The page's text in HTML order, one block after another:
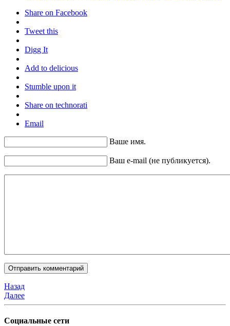
Share on Facebook
Tweet this
Digg It
Add to delicious
Stumble upon it
Share on technorati
Email
Ваше имя.
Ваш e-mail (не публикуется).
Назад
Далее
Социальные сети